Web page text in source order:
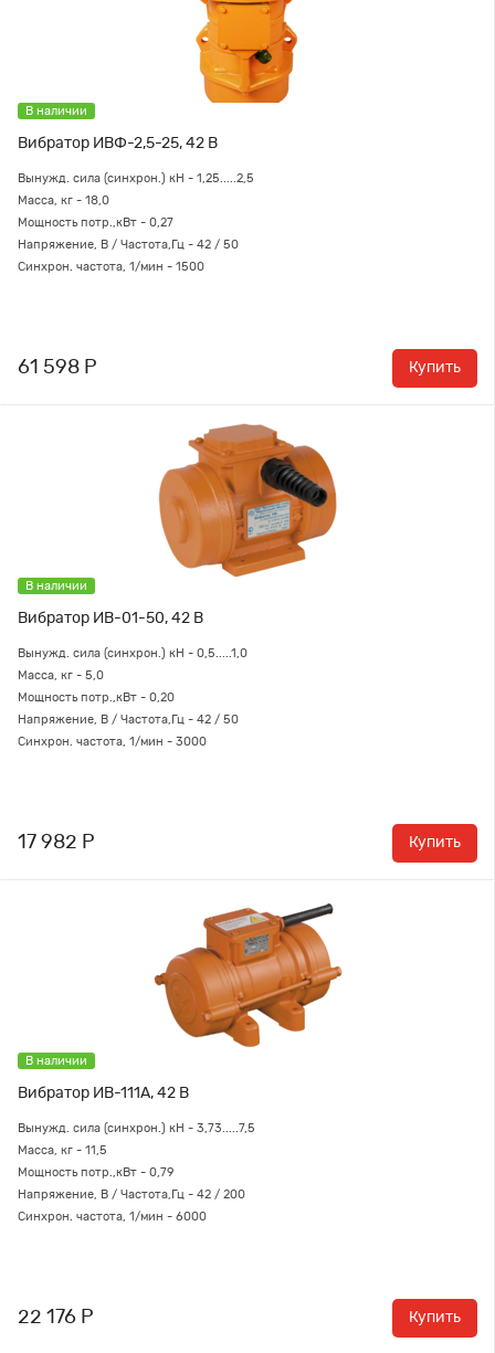
В наличии
Вибратор ИВФ-2,5-25, 42 В
Вынужд. сила (синхрон.) кН - 1,25.....2,5
Масса, кг - 18,0
Мощность потр.,кВт - 0,27
Напряжение, В / Частота,Гц - 42 / 50
Синхрон. частота, 1/мин - 1500
61 598 Р Купить
В наличии
Вибратор ИВ-01-50, 42 В
Вынужд. сила (синхрон.) кН - 0,5.....1,0
Масса, кг - 5,0
Мощность потр.,кВт - 0,20
Напряжение, В / Частота,Гц - 42 / 50
Синхрон. частота, 1/мин - 3000
17 982 Р Купить
В наличии
Вибратор ИВ-111А, 42 В
Вынужд. сила (синхрон.) кН - 3,73.....7,5
Масса, кг - 11,5
Мощность потр.,кВт - 0,79
Напряжение, В / Частота,Гц - 42 / 200
Синхрон. частота, 1/мин - 6000
22 176 Р Купить